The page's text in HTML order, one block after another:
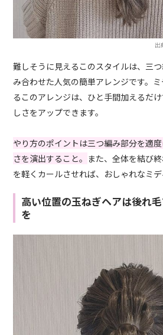
出
難しそうに見えるこのスタイルは、三
み合わせた人気の簡単アレンジです。
るこのアレンジは、ひと手間加えるだ
しさをアップできます。
やり方のポイントは三つ編み部分を適
さを演出すること。 また、全体を結び
を軽くカールさせれば、おしゃれなミデ
高い位置の玉ねぎヘアは後れ
を